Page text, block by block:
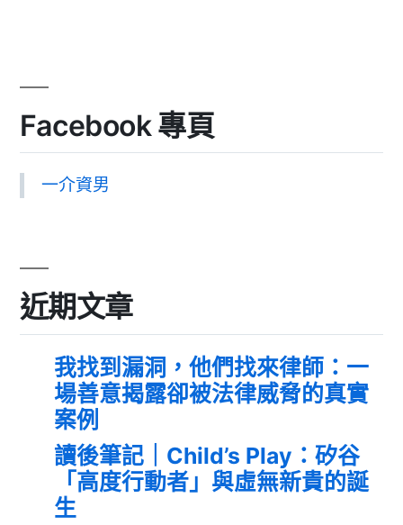
Facebook 專頁
一介資男
近期文章
我找到漏洞，他們找來律師：一
場善意揭露卻被法律威脅的真實
案例
讀後筆記｜Child’s Play：矽谷
「高度行動者」與虛無新貴的誕
生